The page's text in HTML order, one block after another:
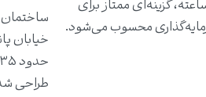
۲۴ ساعته، گزینه‌ای ممتاز برای
محسوب می‌شود.
خیابان
طراحی